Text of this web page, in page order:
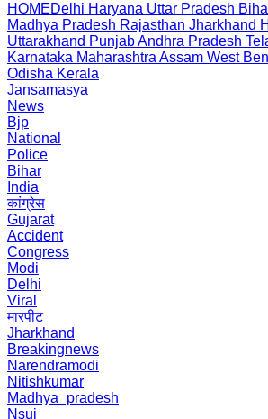
HOMEDelhi Haryana Uttar Pradesh
Madhya Pradesh Rajasthan Jharkhand
Uttarakhand PunjabAndhra Pradesh
Karnataka Maharashtra Assam West
Odisha Kerala
Jansamasya
News
Bjp
National
Police
Bihar
India
कांग्रेस
Gujarat
Accident
Congress
Modi
Delhi
Viral
मारपीट
Jharkhand
Breakingnews
Narendramodi
Nitishkumar
Madhya_pradesh
Nsui